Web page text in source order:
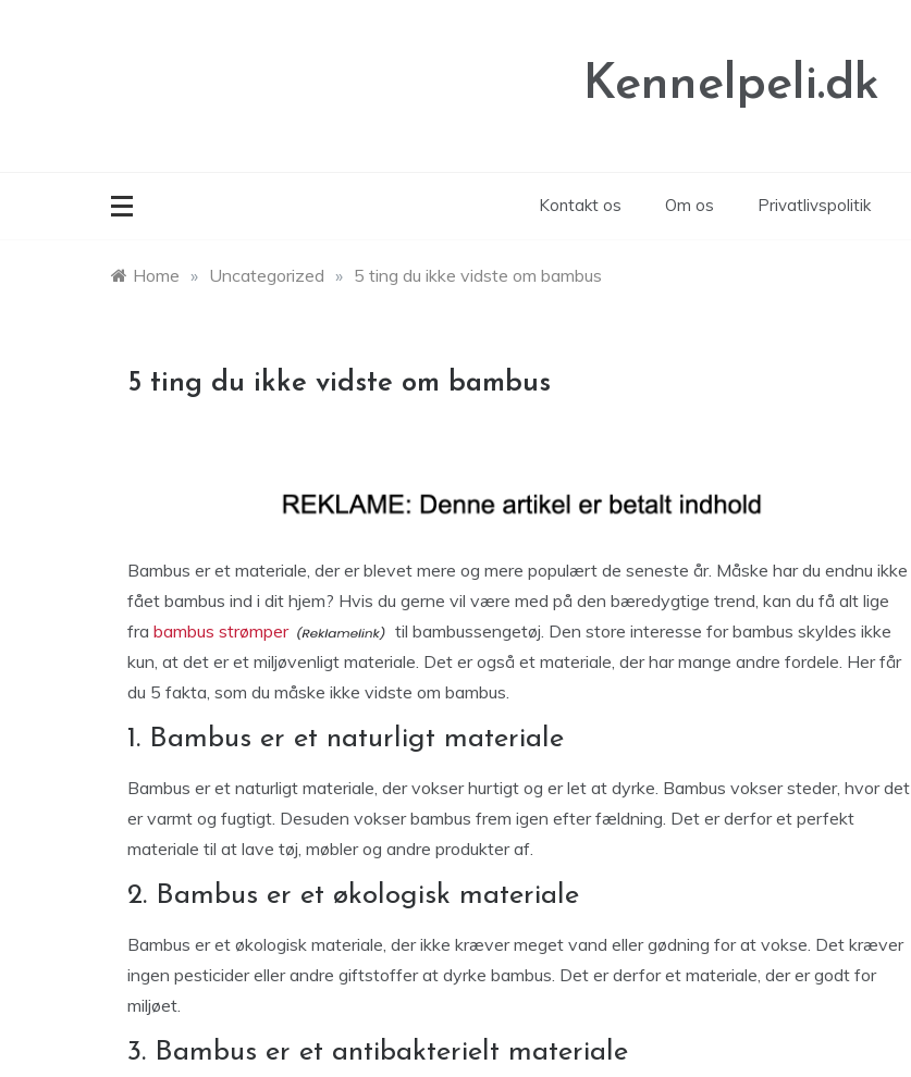
Kennelpeli.dk
Kontakt os Om os Privatlivspolitik
Home » Uncategorized » 5 ting du ikke vidste om bambus
5 ting du ikke vidste om bambus
Bambus er et materiale, der er blevet mere og mere populært de seneste år. Måske har du endnu ikke
fået bambus ind i dit hjem? Hvis du gerne vil være med på den bæredygtige trend, kan du få alt lige
fra bambus strømper
til bambussengetøj. Den store interesse for bambus skyldes ikke
kun, at det er et miljøvenligt materiale. Det er også et materiale, der har mange andre fordele. Her får
du 5 fakta, som du måske ikke vidste om bambus.
1. Bambus er et naturligt materiale
Bambus er et naturligt materiale, der vokser hurtigt og er let at dyrke. Bambus vokser steder, hvor det
er varmt og fugtigt. Desuden vokser bambus frem igen efter fældning. Det er derfor et perfekt
materiale til at lave tøj, møbler og andre produkter af.
2. Bambus er et økologisk materiale
Bambus er et økologisk materiale, der ikke kræver meget vand eller gødning for at vokse. Det kræver
ingen pesticider eller andre giftstoffer at dyrke bambus. Det er derfor et materiale, der er godt for
miljøet.
3. Bambus er et antibakterielt materiale